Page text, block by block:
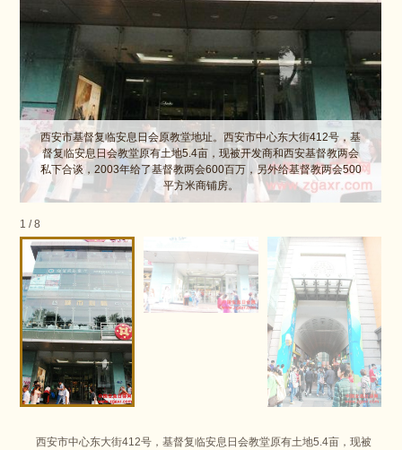
西安市基督复临安息日会原教堂地址。西安市中心东大街412号，基
督复临安息日会教堂原有土地5.4亩，现被开发商和西安基督教两会
私下合谈，2003年给了基督教两会600百万，另外给基督教两会500
平方米商铺房。
1 /8
西安市中心东大街412号，基督复临安息日会教堂原有土地5.4亩，现被